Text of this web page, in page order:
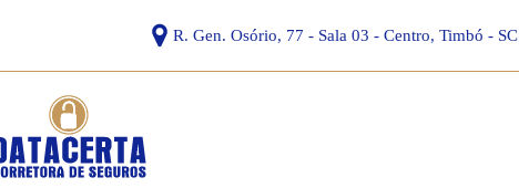
R. Gen. Osório, 77 - Sala 03 - Centro, Timbó - SC